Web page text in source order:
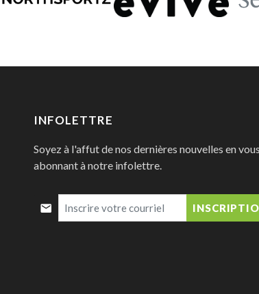
INFOLETTRE
Soyez à l'affut de nos dernières nouvelles en vous
abonnant à notre infolettre.